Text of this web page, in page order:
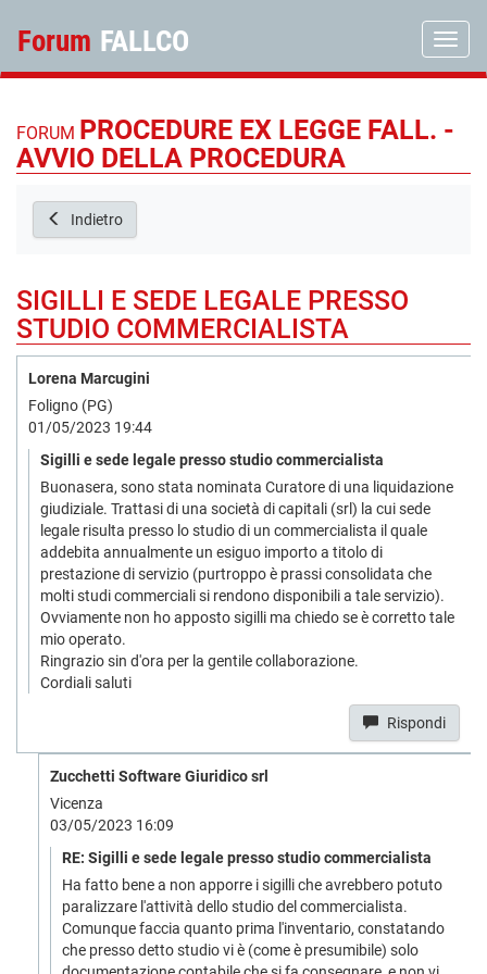
Forum FALLCO
FORUM PROCEDURE EX LEGGE FALL. -
AVVIO DELLA PROCEDURA
Indietro
SIGILLI E SEDE LEGALE PRESSO
STUDIO COMMERCIALISTA
Lorena Marcugini
Foligno (PG)
01/05/2023 19:44
Sigilli e sede legale presso studio commercialista
Buonasera, sono stata nominata Curatore di una liquidazione
giudiziale. Trattasi di una società di capitali (srl) la cui sede
legale risulta presso lo studio di un commercialista il quale
addebita annualmente un esiguo importo a titolo di
prestazione di servizio (purtroppo è prassi consolidata che
molti studi commerciali si rendono disponibili a tale servizio).
Ovviamente non ho apposto sigilli ma chiedo se è corretto tale
mio operato.
Ringrazio sin d'ora per la gentile collaborazione.
Cordiali saluti
Rispondi
Zucchetti Software Giuridico srl
Vicenza
03/05/2023 16:09
RE: Sigilli e sede legale presso studio commercialista
Ha fatto bene a non apporre i sigilli che avrebbero potuto
paralizzare l'attività dello studio del commercialista.
Comunque faccia quanto prima l'inventario, constatando
che presso detto studio vi è (come è presumibile) solo